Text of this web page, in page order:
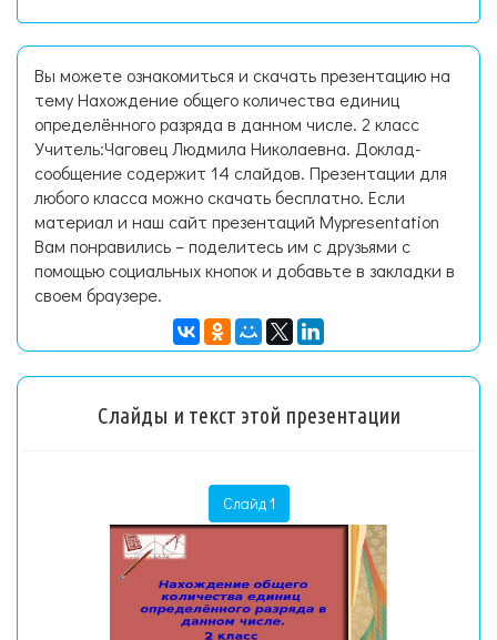
Вы можете ознакомиться и скачать презентацию на
тему Нахождение общего количества единиц
определённого разряда в данном числе. 2 класс
Учитель:Чаговец Людмила Николаевна. Доклад-
сообщение содержит 14 слайдов. Презентации для
любого класса можно скачать бесплатно. Если
материал и наш сайт презентаций Mypresentation
Вам понравились – поделитесь им с друзьями с
помощью социальных кнопок и добавьте в закладки в
своем браузере.
Слайды и текст этой презентации
Слайд 1